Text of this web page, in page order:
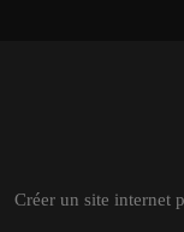
Créer un site internet